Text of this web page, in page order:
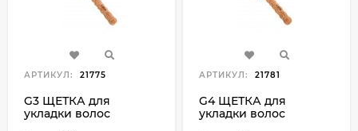
АРТИКУЛ: 21775
G3 ЩЕТКА для
укладки волос
АРТИКУЛ: 21781
G4 ЩЕТКА для
укладки волос